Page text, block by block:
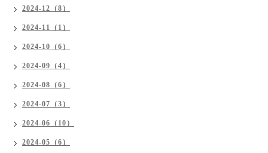
2024-12（8）
2024-11（1）
2024-10（6）
2024-09（4）
2024-08（6）
2024-07（3）
2024-06（10）
2024-05（6）